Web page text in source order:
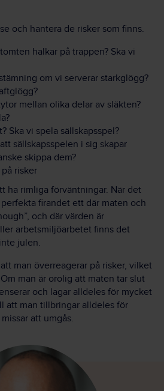
och hantera de risker som finns.
halkar på trappen? Ska vi
om vi serverar starkglögg?
mellan olika delar av släkten?
Ska vi spela sällskapsspel?
sällskapsspelen i sig skapar
skippa dem?
risker
ha rimliga förväntningar. När det
firandet ett där maten och
och där värden är
arbetsmiljöarbetet finns det
julen.
man överreagerar på risker, vilket
man är orolig att maten tar slut
och lagar alldeles för mycket
att man tillbringar alldeles för
att umgås.